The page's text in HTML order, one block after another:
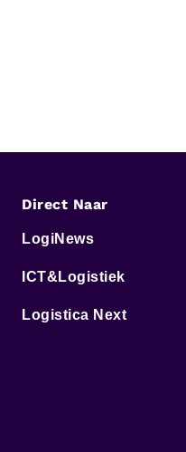
Direct Naar
LogiNews
ICT&Logistiek
Logistica Next